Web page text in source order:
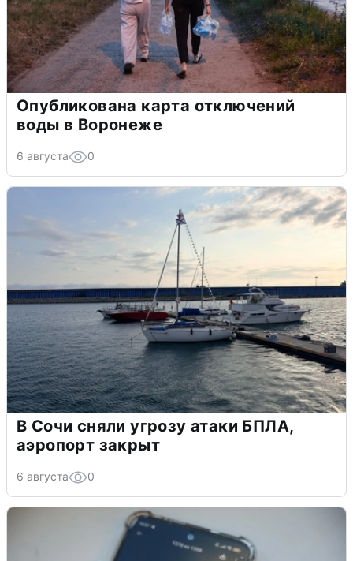
Опубликована карта отключений
воды в Воронеже
6 августа 0
В Сочи сняли угрозу атаки БПЛА,
аэропорт закрыт
6 августа 0